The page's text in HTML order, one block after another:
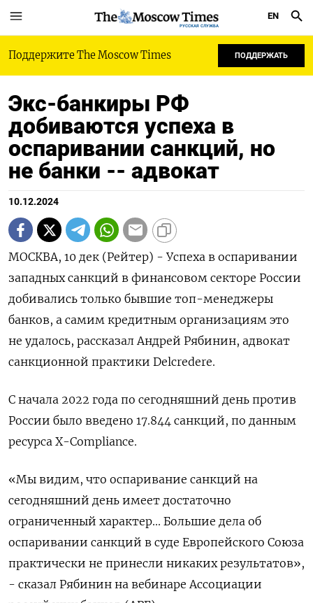
РУССКАЯ СЛУЖБА
EN
Поддержите The Moscow Times ПОДДЕРЖАТЬ
Экс-банкиры РФ
добиваются успеха в
оспаривании санкций, но
не банки -- адвокат
10.12.2024
МОСКВА, 10 дек (Рейтер) - Успеха в оспаривании
западных санкций в финансовом секторе России
добивались только бывшие топ-менеджеры
банков, а самим кредитным организациям это
не удалось, рассказал Андрей Рябинин, адвокат
санкционной практики Delcredere.
С начала 2022 года по сегодняшний день против
России было введено 17.844 санкций, по данным
ресурса Х-Compliance.
«Мы видим, что оспаривание санкций на
сегодняшний день имеет достаточно
ограниченный характер... Большие дела об
оспаривании санкций в суде Европейского Союза
практически не принесли никаких результатов»,
- сказал Рябинин на вебинаре Ассоциации